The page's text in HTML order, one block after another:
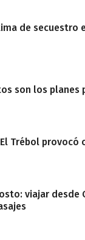
de secuestro
son los planes
Trébol provocó
viajar desde